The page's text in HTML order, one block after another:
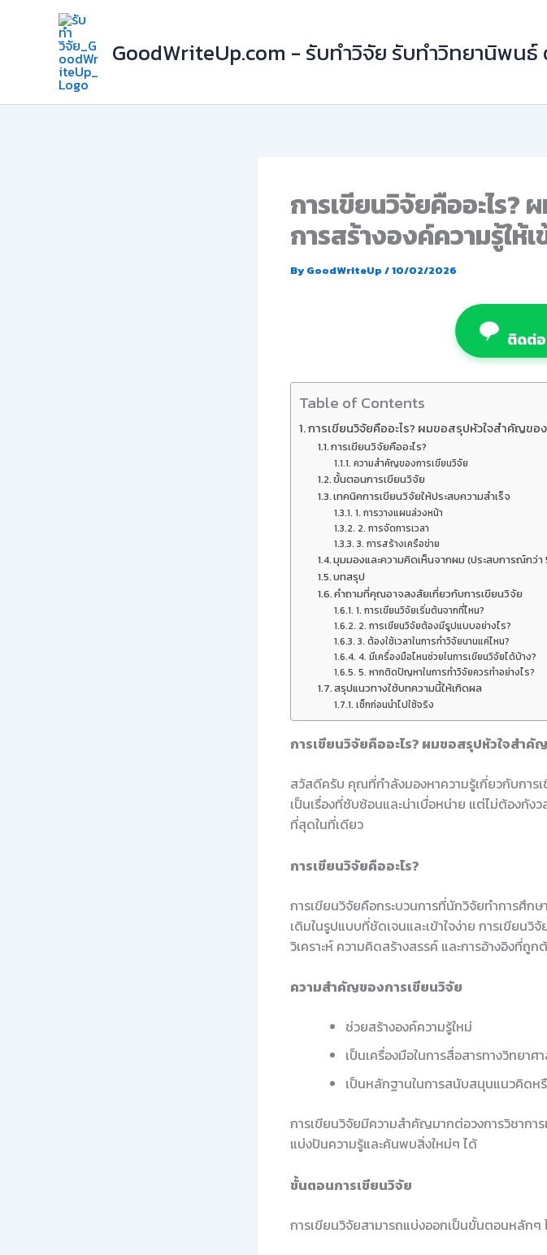
GoodWriteUp.com - รับทำวิจัย รับทำวิทยานิพน
การเขียนวิจัยคืออะไร
การสร้างองค์ความรู้ให้เ
By GoodWriteUp /10/02/2026
ติดต่
Table of Contents
การเขียนวิจัยคืออะไร? ผมขอสรุปหัวใจสำคัญขอ
การเขียนวิจัยคืออะไร?
ความสำคัญของการเขียนวิจัย
ขั้นตอนการเขียนวิจัย
เทคนิคการเขียนวิจัยให้ประสบความสำเร็จ
1. การวางแผนล่วงหน้า
2. การจัดการเวลา
3. การสร้างเครือข่าย
มุมมองและความคิดเห็นจากผม (ประสบการณ์กว่า
บทสรุป
คำถามที่คุณอาจสงสัยเกี่ยวกับการเขียนวิจัย
1. การเขียนวิจัยเริ่มต้นจากที่ไหน?
2. การเขียนวิจัยต้องมีรูปแบบอย่างไร?
3. ต้องใช้เวลาในการทำวิจัยนานแค่ไหน?
4. มีเครื่องมือไหนช่วยในการเขียนวิจัยได้บ้าง?
5. หากติดปัญหาในการทำวิจัยควรทำอย่างไร?
สรุปแนวทางใช้บทความนี้ให้เกิดผล
เช็กก่อนนำไปใช้จริง
การเขียนวิจัยคืออะไร? ผมขอสรุปหัวใจสำคั
สวัสดีครับ คุณที่กำลังมองหาความรู้เกี่ยวกับการ
เป็นเรื่องที่ซับซ้อนและน่าเบื่อหน่าย แต่ไม่ต้องกัง
ที่สุดในที่เดียว
การเขียนวิจัยคืออะไร?
การเขียนวิจัยคือกระบวนการที่นักวิจัยทำการศึก
เดิมในรูปแบบที่ชัดเจนและเข้าใจง่าย การเขียน
วิเคราะห์ ความคิดสร้างสรรค์ และการอ้างอิงที่ถู
ความสำคัญของการเขียนวิจัย
ช่วยสร้างองค์ความรู้ใหม่
เป็นเครื่องมือในการสื่อสารทางวิทยาศ
เป็นหลักฐานในการสนับสนุนแนวคิดห
การเขียนวิจัยมีความสำคัญมากต่อวงการวิชาการ
แบ่งปันความรู้และค้นพบสิ่งใหม่ๆ ได้
ขั้นตอนการเขียนวิจัย
การเขียนวิจัยสามารถแบ่งออกเป็นขั้นตอนหลัก